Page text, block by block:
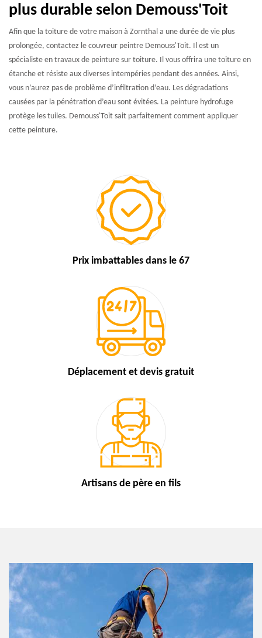
plus durable selon Demouss'Toit
Afin que la toiture de votre maison à Zornthal a une durée de vie plus
prolongée, contactez le couvreur peintre Demouss'Toit. Il est un
spécialiste en travaux de peinture sur toiture. Il vous offrira une toiture en
étanche et résiste aux diverses intempéries pendant des années. Ainsi,
vous n’aurez pas de problème d’infiltration d’eau. Les dégradations
causées par la pénétration d’eau sont évitées. La peinture hydrofuge
protège les tuiles. Demouss'Toit sait parfaitement comment appliquer
cette peinture.
Prix imbattables dans le 67
Déplacement et devis gratuit
Artisans de père en fils